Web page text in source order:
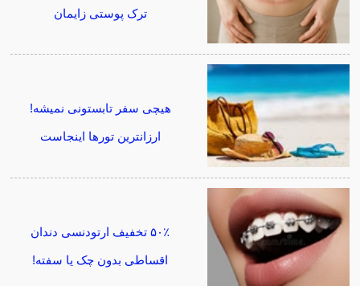
ترک پوستی زایمان
هیچی سفر تابستونی نمیشه!
ارزانترین تورها اینجاست
۵۰٪ تخفیف ارتودنسی دندان
اقساطی بدون چک یا سفته!